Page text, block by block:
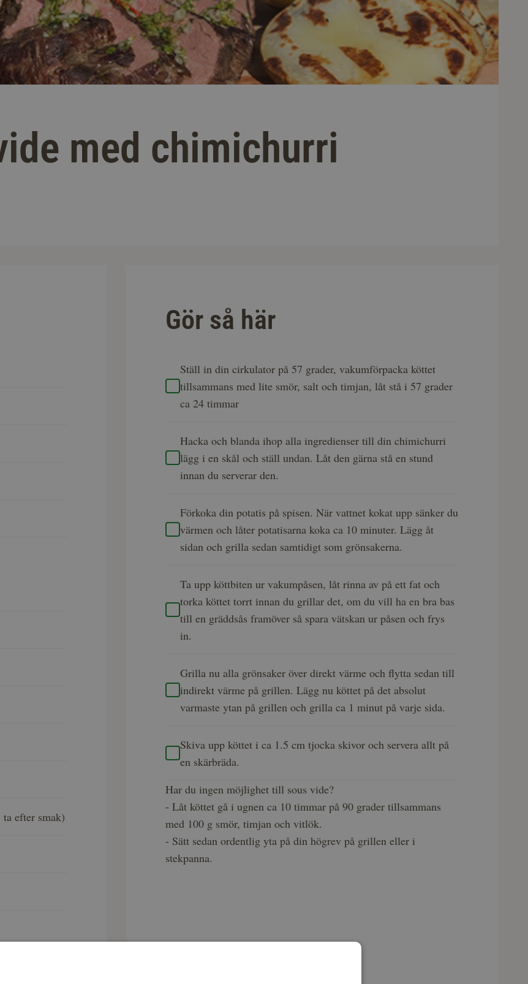
med chimichurri
efter smak)
Gör så här
Ställ in din cirkulator på 57 grader, vakumförpacka köttet
tillsammans med lite smör, salt och timjan, låt stå i 57 grader
ca 24 timmar
Hacka och blanda ihop alla ingredienser till din chimichurri
lägg i en skål och ställ undan. Låt den gärna stå en stund
innan du serverar den.
Förkoka din potatis på spisen. När vattnet kokat upp sänker du
värmen och låter potatisarna koka ca 10 minuter. Lägg åt
sidan och grilla sedan samtidigt som grönsakerna.
Ta upp köttbiten ur vakumpåsen, låt rinna av på ett fat och
torka köttet torrt innan du grillar det, om du vill ha en bra bas
till en gräddsås framöver så spara vätskan ur påsen och frys
in.
Grilla nu alla grönsaker över direkt värme och flytta sedan till
indirekt värme på grillen. Lägg nu köttet på det absolut
varmaste ytan på grillen och grilla ca 1 minut på varje sida.
Skiva upp köttet i ca 1.5 cm tjocka skivor och servera allt på
en skärbräda.
Har du ingen möjlighet till sous vide?
- Låt köttet gå i ugnen ca 10 timmar på 90 grader tillsammans
med 100 g smör, timjan och vitlök.
- Sätt sedan ordentlig yta på din högrev på grillen eller i
stekpanna.